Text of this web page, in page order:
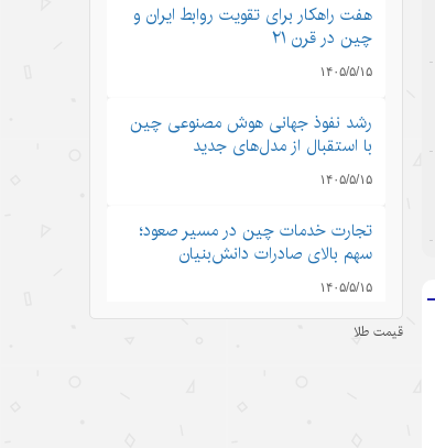
هفت راهکار برای تقویت روابط ایران و
چین در قرن ۲۱
۱۴۰۵/۵/۱۵
رشد نفوذ جهانی هوش مصنوعی چین
با استقبال از مدل‌های جدید
۱۴۰۵/۵/۱۵
تجارت خدمات چین در مسیر صعود؛
سهم بالای صادرات دانش‌بنیان
۱۴۰۵/۵/۱۵
کرایه خودروهای هوشمند در چین؛قیمت طلا